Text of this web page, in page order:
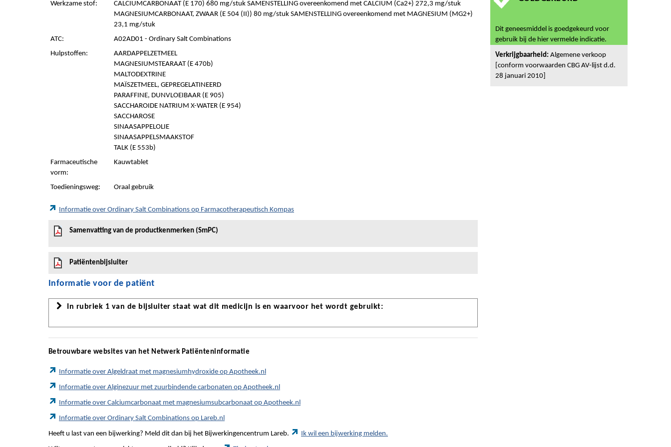
Werkzame stof:
CALCIUMCARBONAAT (E 170) 680 mg/stuk SAMENSTELLING overeenkomend met CALCIUM (Ca2+) 272,3 mg/stuk
MAGNESIUMCARBONAAT, ZWAAR (E 504 (II)) 80 mg/stuk SAMENSTELLING overeenkomend met MAGNESIUM (MG2+)
23,1 mg/stuk
ATC:
A02AD01 - Ordinary Salt Combinations
Hulpstoffen:
AARDAPPELZETMEEL
MAGNESIUMSTEARAAT (E 470b)
MALTODEXTRINE
MAÏSZETMEEL, GEPREGELATINEERD
PARAFFINE, DUNVLOEIBAAR (E 905)
SACCHAROIDE NATRIUM X-WATER (E 954)
SACCHAROSE
SINAASAPPELOLIE
SINAASAPPELSMAAKSTOF
TALK (E 553b)
Farmaceutische
vorm:
Kauwtablet
Toedieningsweg: Oraal gebruik
Informatie over Ordinary Salt Combinations op Farmacotherapeutisch Kompas
Samenvatting van de productkenmerken (SmPC)
Patiëntenbijsluiter
Informatie voor de patiënt
In rubriek 1 van de bijsluiter staat wat dit medicijn is en waarvoor het wordt gebruikt:
Betrouwbare websites van het Netwerk Patiënteninformatie
Informatie over Algeldraat met magnesiumhydroxide op Apotheek.nl
Informatie over Alginezuur met zuurbindende carbonaten op Apotheek.nl
Informatie over Calciumcarbonaat met magnesiumsubcarbonaat op Apotheek.nl
Informatie over Ordinary Salt Combinations op Lareb.nl
Heeft u last van een bijwerking? Meld dit dan bij het Bijwerkingencentrum Lareb. Ik wil een bijwerking melden.
Dit geneesmiddel is goedgekeurd voor
gebruik bij de hier vermelde indicatie.
Verkrijgbaarheid: Algemene verkoop
[conform voorwaarden CBG AV-lijst d.d.
28 januari 2010]